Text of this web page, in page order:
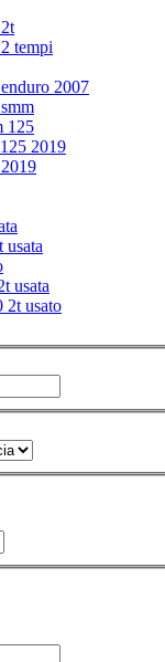
tempi
2007
125
2019
usata
usata
2t usato